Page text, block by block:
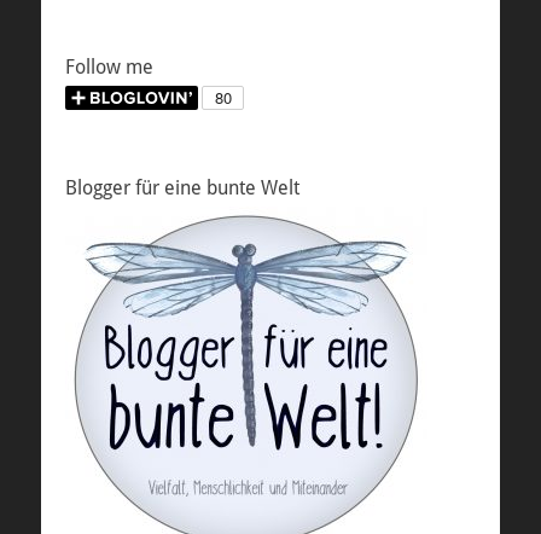
Follow me
Blogger für eine bunte Welt